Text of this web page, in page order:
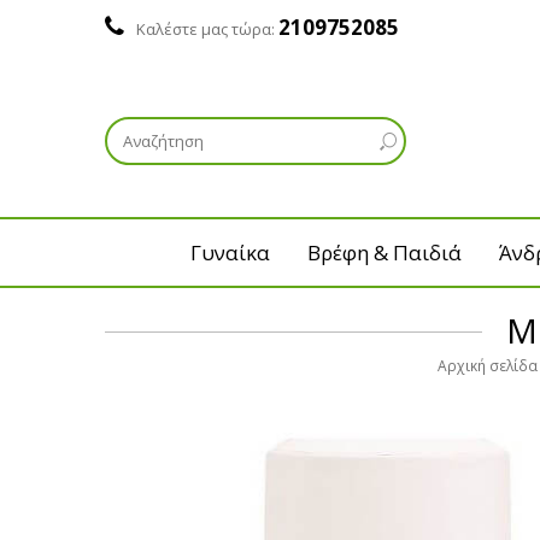
Καλέστε μας τώρα: 2109752085
Γυναίκα Βρέφη & Παιδιά
Αρχική σελίδα